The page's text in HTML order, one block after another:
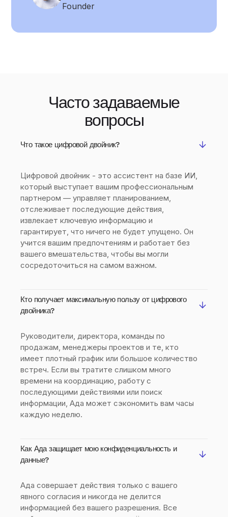
Founder
Часто задаваемые
вопросы
Что такое цифровой двойник?
Цифровой двойник - это асcистент на базе ИИ,
который выступает вашим профессиональным
партнером — управляет планированием,
отслеживает последующие действия,
извлекает ключевую информацию и
гарантирует, что ничего не будет упущено. Он
учится вашим предпочтениям и работает без
вашего вмешательства, чтобы вы могли
сосредоточиться на самом важном.
Кто получает максимальную пользу от цифрового
двойника?
Руководители, директора, команды по
продажам, менеджеры проектов и те, кто
имеет плотный график или большое количество
встреч. Если вы тратите слишком много
времени на координацию, работу с
последующими действиями или поиск
информации, Ада может сэкономить вам часы
каждую неделю.
Как Ада защищает мою конфиденциальность и
данные?
Ада совершает действия только с вашего
явного согласия и никогда не делится
информацией без вашего разрешения. Все